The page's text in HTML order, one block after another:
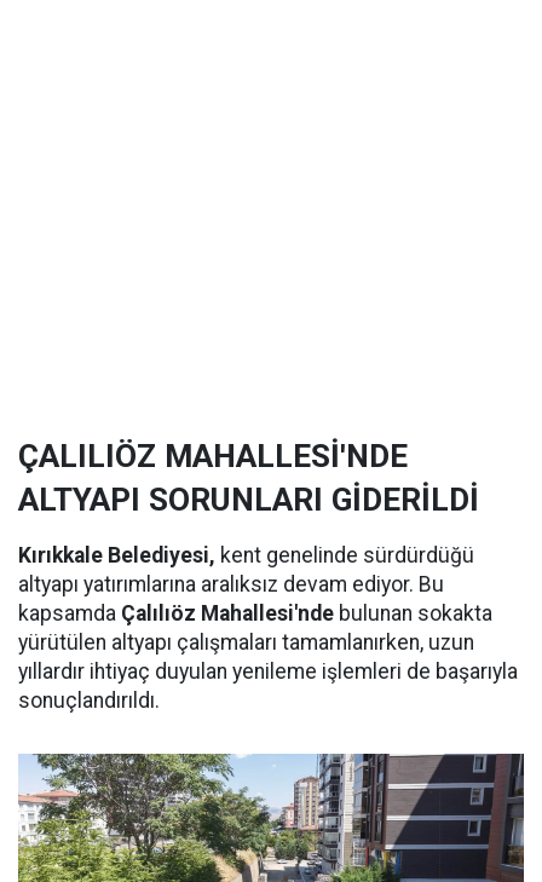
ÇALILIÖZ MAHALLESİ'NDE
ALTYAPI SORUNLARI GİDERİLDİ
Kırıkkale Belediyesi, kent genelinde sürdürdüğü
altyapı yatırımlarına aralıksız devam ediyor. Bu
kapsamda Çalılıöz Mahallesi'nde bulunan sokakta
yürütülen altyapı çalışmaları tamamlanırken, uzun
yıllardır ihtiyaç duyulan yenileme işlemleri de başarıyla
sonuçlandırıldı.